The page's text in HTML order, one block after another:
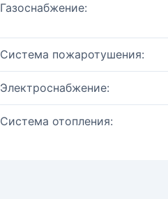
Газоснабжение:
Система пожаротушения:
Электроснабжение:
Система отопления: